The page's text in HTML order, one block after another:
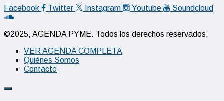
Facebook Twitter Instagram Youtube Soundcloud
©2025, AGENDA PYME. Todos los derechos reservados.
VER AGENDA COMPLETA
Quiénes Somos
Contacto